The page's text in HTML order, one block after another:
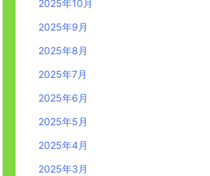
2025年10月
2025年9月
2025年8月
2025年7月
2025年6月
2025年5月
2025年4月
2025年3月